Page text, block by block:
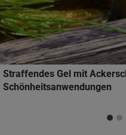
Straffendes Gel mit
Schönheitsanwendungen